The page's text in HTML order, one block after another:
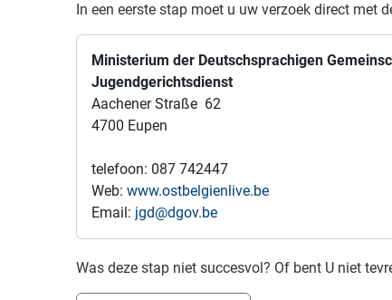
In een eerste stap moet u uw verzoek direct met
Ministerium der Deutschsprachigen
Jugendgerichtsdienst
Aachener Straße 62
4700 Eupen
telefoon: 087 742447
Web: www.ostbelgienlive.be
Email: jgd@dgov.be
Was deze stap niet succesvol? Of bent U niet